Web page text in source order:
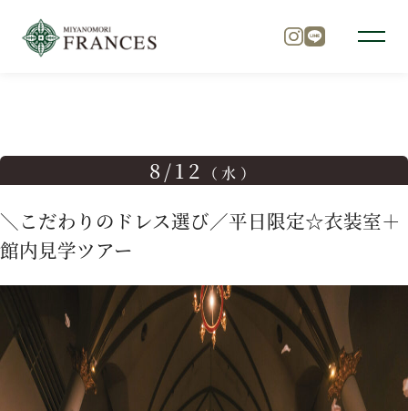
チャペル
料理
ドレス
8/12 （水）
＼こだわりのドレス選び／平日限定☆衣装室＋
館内見学ツアー